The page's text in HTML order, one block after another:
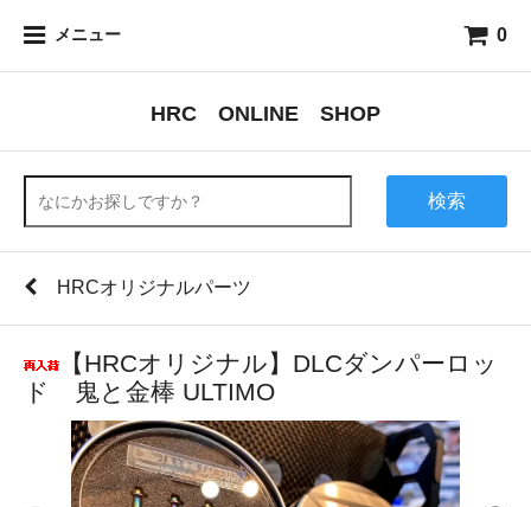
メニュー 0
HRC ONLINE SHOP
検索
HRCオリジナルパーツ
【HRCオリジナル】DLCダンパーロッ
ド 鬼と金棒 ULTIMO